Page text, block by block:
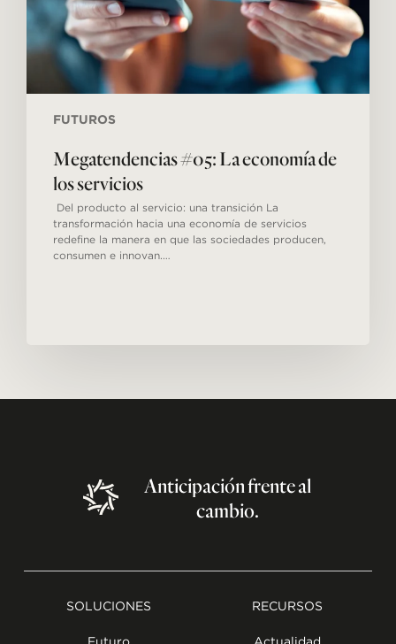
FUTUROS
Megatendencias #05: La economía de
los servicios
Del producto al servicio: una transición La
transformación hacia una economía de servicios
redefine la manera en que las sociedades producen,
consumen e innovan.…
Anticipaciónfrenteal
cambio.
SOLUCIONES RECURSOS